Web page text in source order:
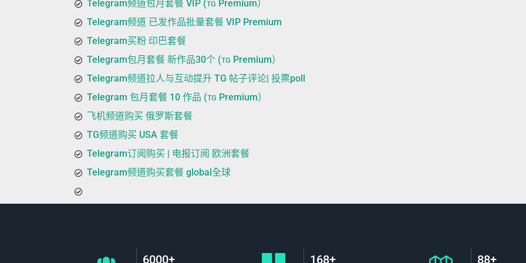
Telegram频道包月套餐 VIP (ᴛɢ Premium）
Telegram频道 已发作品批量套餐 VIP Premium
Telegram买粉 印巴套餐
Telegram包月套餐 新作品30个 (ᴛɢ Premium）
Telegram频道拉人与互动提升 TG 帖子评论| 投票poll
Telegram 包月套餐 10 作品 (ᴛɢ Premium）
飞机频道购买 俄罗斯套餐
TG频道购买 USA 套餐
Telegram订阅购买 | 电报订阅 欧洲套餐
Telegram频道购买套餐 global全球
6000+ 168+ 88+